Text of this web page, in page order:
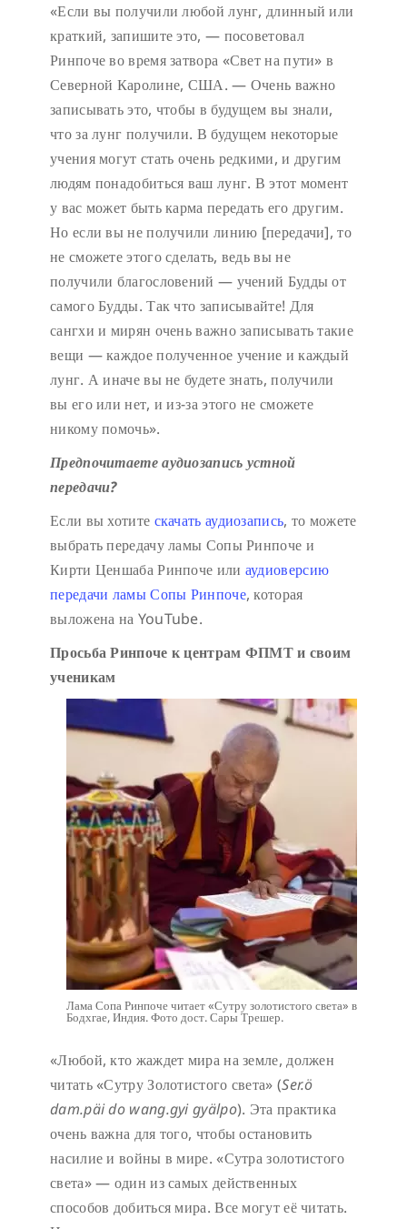
«Если вы получили любой лунг, длинный или
краткий, запишите это, — посоветовал
Ринпоче во время затвора «Свет на пути» в
Северной Каролине, США. — Очень важно
записывать это, чтобы в будущем вы знали,
что за лунг получили. В будущем некоторые
учения могут стать очень редкими, и другим
людям понадобиться ваш лунг. В этот момент
у вас может быть карма передать его другим.
Но если вы не получили линию [передачи], то
не сможете этого сделать, ведь вы не
получили благословений — учений Будды от
самого Будды. Так что записывайте! Для
сангхи и мирян очень важно записывать такие
вещи — каждое полученное учение и каждый
лунг. А иначе вы не будете знать, получили
вы его или нет, и из-за этого не сможете
никому помочь».
Предпочитаете аудиозапись устной
передачи?
Если вы хотите скачать аудиозапись, то можете
выбрать передачу ламы Сопы Ринпоче и
Кирти Ценшаба Ринпоче или аудиоверсию
передачи ламы Сопы Ринпоче, которая
выложена на YouTube.
Просьба Ринпоче к центрам ФПМТ и своим
ученикам
Лама Сопа Ринпоче читает «Сутру золотистого света» в
Бодхгае, Индия. Фото дост. Сары Трешер.
«Любой, кто жаждет мира на земле, должен
читать «Сутру Золотистого света» (Ser.ö
dam.päi do wang.gyi gyälpo). Эта практика
очень важна для того, чтобы остановить
насилие и войны в мире. «Сутра золотистого
света» — один из самых действенных
способов добиться мира. Все могут её читать.